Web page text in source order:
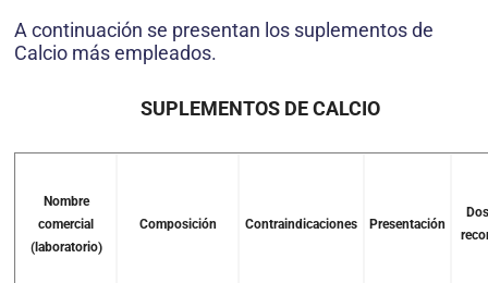
A continuación se presentan los suplementos de
Calcio más empleados.
SUPLEMENTOS DE CALCIO
Nombre
comercial
(laboratorio)
Composición Contraindicaciones Presentación